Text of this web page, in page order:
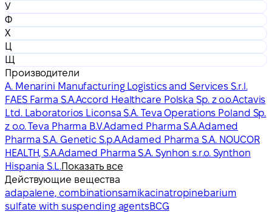
У
Ф
Х
Ц
Щ
Производители
A. Menarini Manufacturing Logistics and Services S.r.l.
FAES Farma S.A.Accord Healthcare Polska Sp. z o.o.Actavis
Ltd. Laboratorios Liconsa S.A. Teva Operations Poland Sp.
z o.o. Teva Pharma B.V.Adamed Pharma S.A.Adamed
Pharma S.A. Genetic S.p.A.Adamed Pharma S.A. NOUCOR
HEALTH, S.A.Adamed Pharma S.A. Synhon s.r.o. Synthon
Hispania S.L.Показать все
Действующие вещества
adapalene, combinationsamikacinatropinebarium
sulfate with suspending agentsBCG